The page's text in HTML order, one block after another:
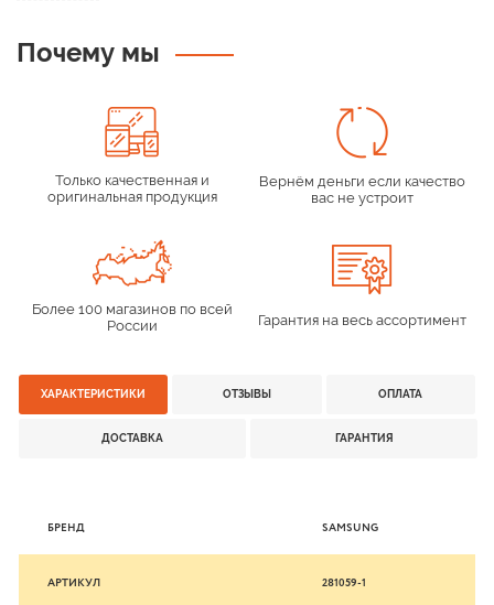
Почему мы
Только качественная и
оригинальная продукция
Вернём деньги если качество
вас не устроит
Более 100 магазинов по всей
России
Гарантия на весь ассортимент
ХАРАКТЕРИСТИКИ ОТЗЫВЫ ОПЛАТА
ДОСТАВКА ГАРАНТИЯ
БРЕНД SAMSUNG
АРТИКУЛ 281059-1